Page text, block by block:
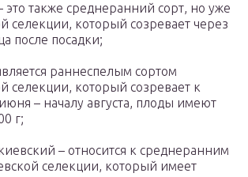
это также среднеранний сорт, но уже
селекции, который созревает через
после посадки;
раннеспелым сортом
селекции, который созревает к
– началу августа, плоды имеют
г;
– относится к среднеранним
селекции, который имеет